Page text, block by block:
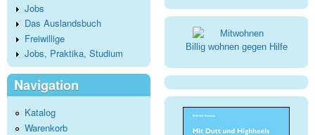
Jobs
Das Auslandsbuch
Freiwillige
Jobs, Praktika, Studium
Navigation
Katalog
Warenkorb
Billig wohnen gegen Hilfe